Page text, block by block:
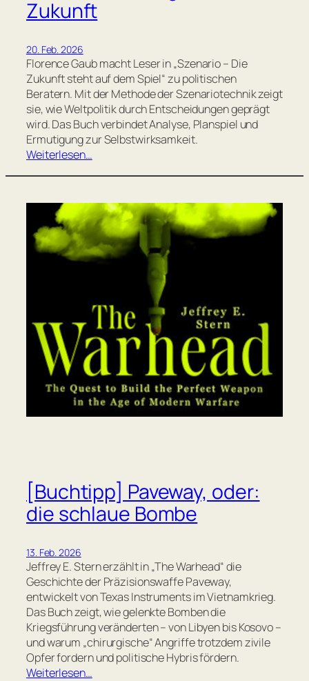
Zukunft
20. Feb. 2026
Florence Gaub macht Leser in „Szenario – Die
Zukunft steht auf dem Spiel“ zu politischen
Beratern. Mit der Methode der Szenariotechnik zeigt
sie, wie Weltpolitik durch Entscheidungen geprägt
wird. Das Buch verbindet Analyse, Planspiel und
Ermutigung zur Selbstwirksamkeit.
Weiterlesen…
[Buchtipp] Paveway, oder:
die schlaue Bombe
13. Feb. 2026
Jeffrey E. Stern erzählt in „The Warhead“ die
Geschichte der Präzisionswaffe Paveway,
entwickelt von Texas Instruments im Vietnamkrieg.
Das Buch zeigt, wie gelenkte Bomben die
Kriegsführung veränderten – von Libyen bis Kosovo –
und warum „chirurgische“ Angriffe trotzdem zivile
Opfer fordern und politische Hybris fördern.
Weiterlesen…